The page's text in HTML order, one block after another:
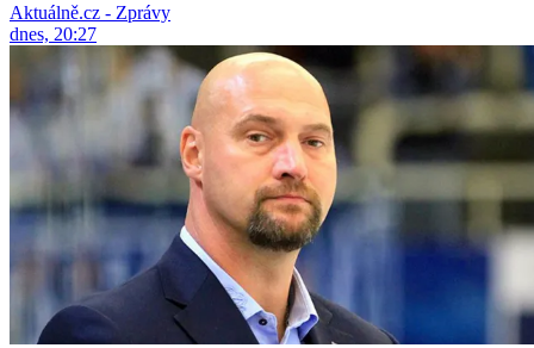
Aktuálně.cz - Zprávy
dnes, 20:27